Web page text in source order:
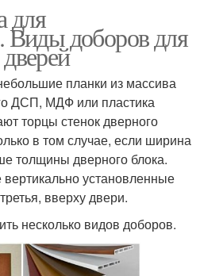
для
доборов для
планки из массива
ДСП, МДФ или пластика
торцы стенок дверного
в том случае, если ширина
толщины дверного блока.
установленные
вверху двери.
несколько видов доборов.